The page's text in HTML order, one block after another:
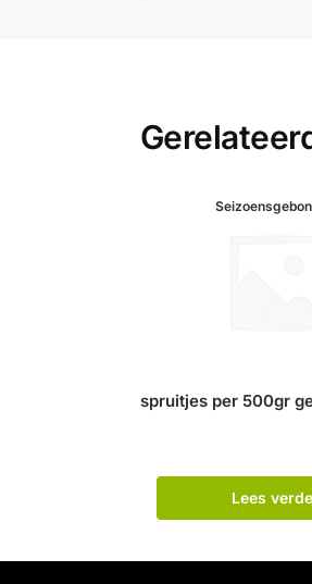
spruitjes per 500gr
Lees